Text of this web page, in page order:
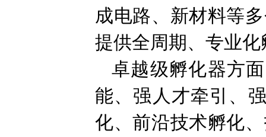
成电路、新材料等
提供全周期、专业
卓越级孵化器方
能、强人才牵引、
化、前沿技术孵化